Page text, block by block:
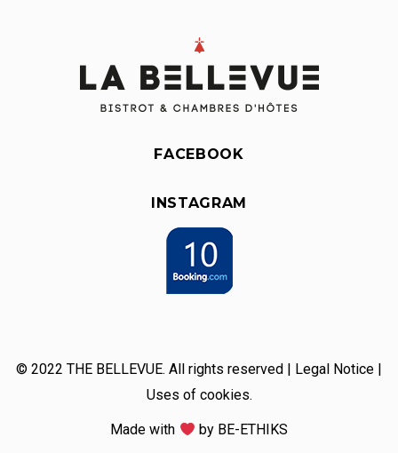
FACEBOOK
INSTAGRAM
© 2022 THE BELLEVUE. All rights reserved | Legal Notice
Uses of cookies.
Made with by BE-ETHIKS